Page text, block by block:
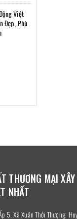
Việt
Đẹp, Phù
THƯƠNG MẠI
NHẤT
5, Xã Xuân Thới Thượng,